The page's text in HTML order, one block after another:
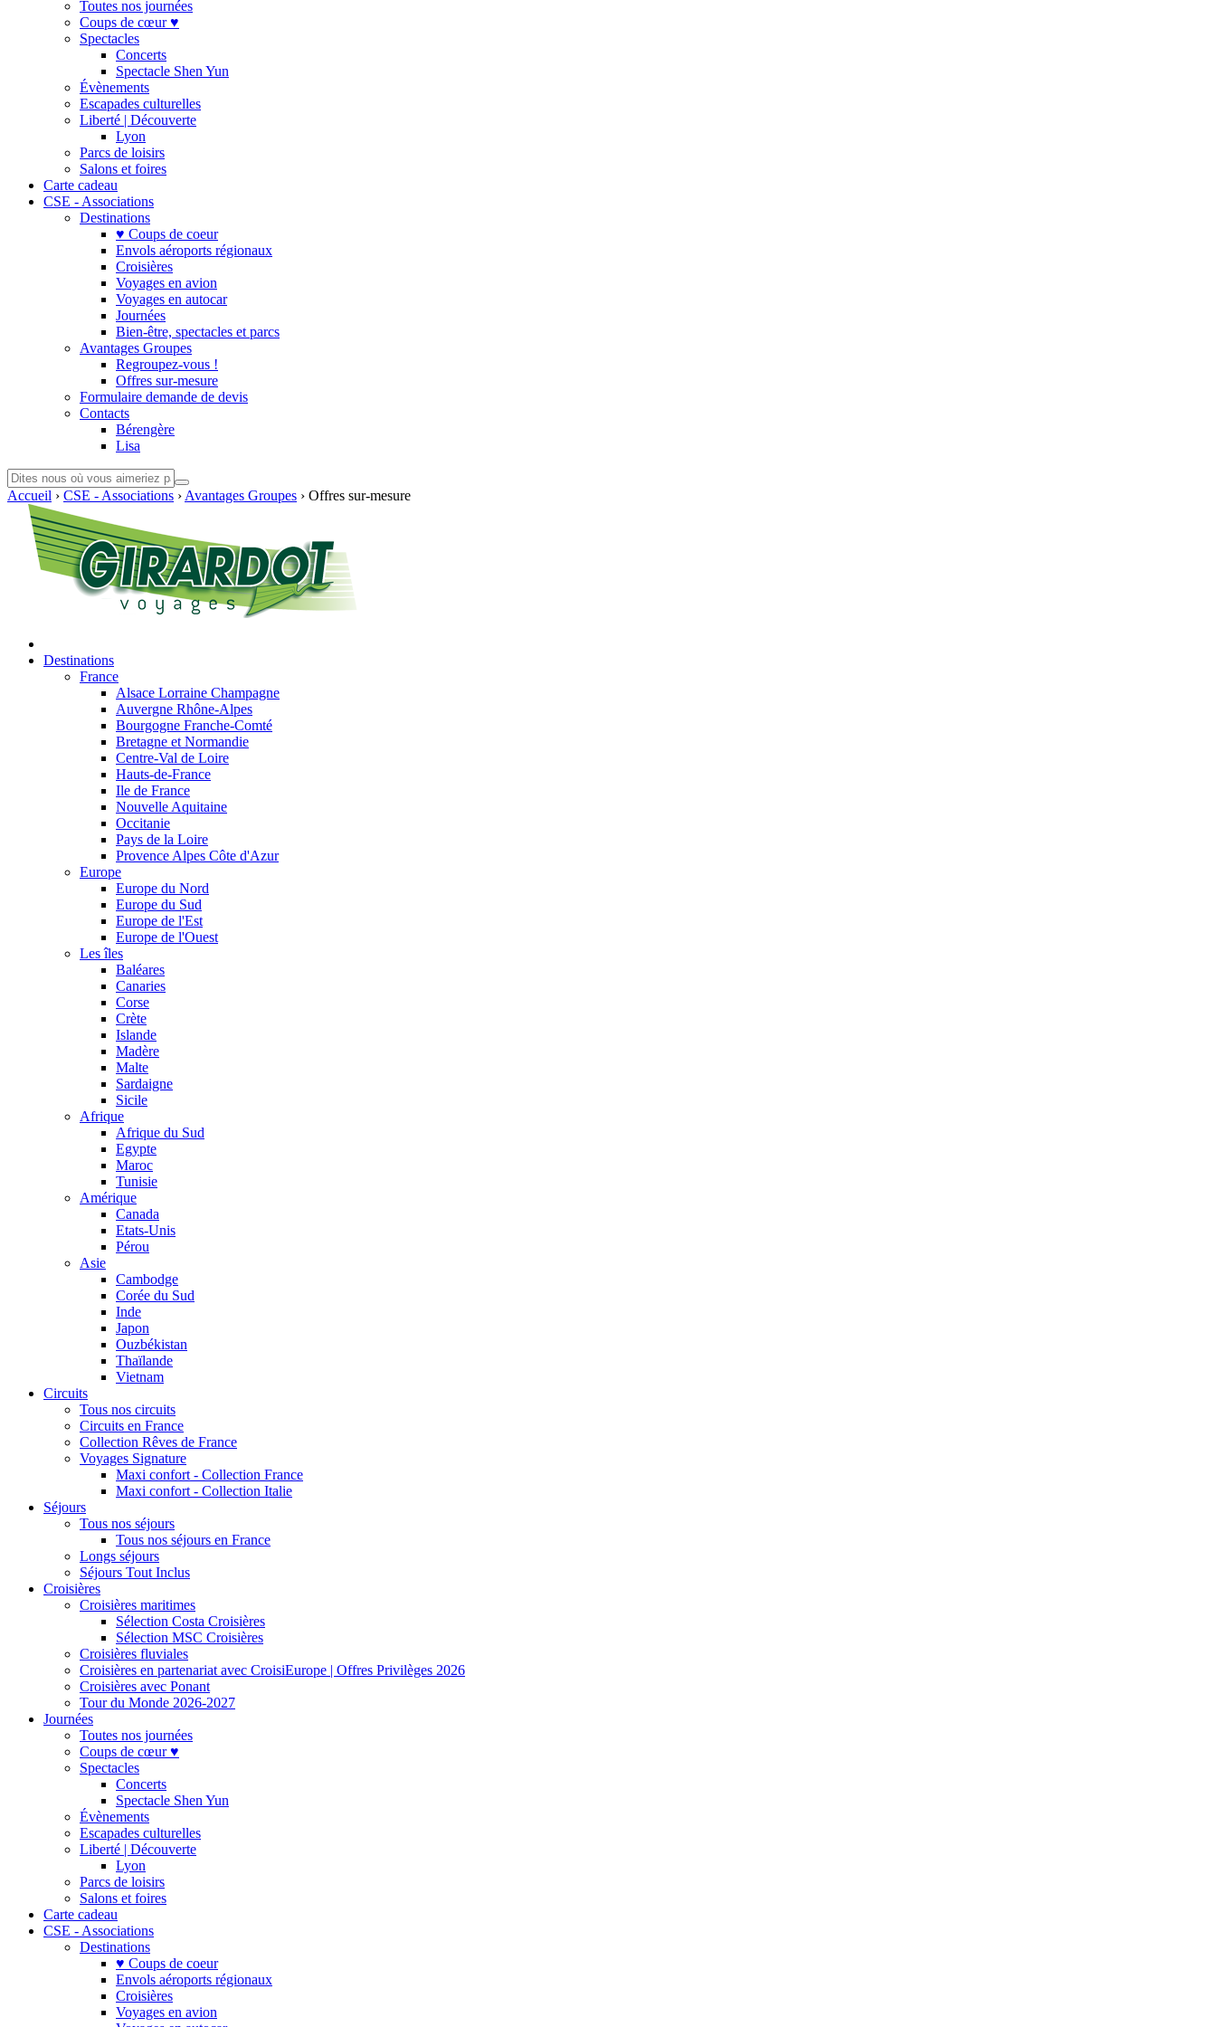
Toutes nos journées
Coups de cœur ♥
Spectacles
Concerts
Spectacle Shen Yun
Évènements
Escapades culturelles
Liberté | Découverte
Lyon
Parcs de loisirs
Salons et foires
Carte cadeau
CSE - Associations
Destinations
♥ Coups de coeur
Envols aéroports régionaux
Croisières
Voyages en avion
Voyages en autocar
Journées
Bien-être, spectacles et parcs
Avantages Groupes
Regroupez-vous !
Offres sur-mesure
Formulaire demande de devis
Contacts
Bérengère
Lisa
Accueil › CSE - Associations › Avantages Groupes › Offres sur-mesure
Destinations
France
Alsace Lorraine Champagne
Auvergne Rhône-Alpes
Bourgogne Franche-Comté
Bretagne et Normandie
Centre-Val de Loire
Hauts-de-France
Ile de France
Nouvelle Aquitaine
Occitanie
Pays de la Loire
Provence Alpes Côte d'Azur
Europe
Europe du Nord
Europe du Sud
Europe de l'Est
Europe de l'Ouest
Les îles
Baléares
Canaries
Corse
Crète
Islande
Madère
Malte
Sardaigne
Sicile
Afrique
Afrique du Sud
Egypte
Maroc
Tunisie
Amérique
Canada
Etats-Unis
Pérou
Asie
Cambodge
Corée du Sud
Inde
Japon
Ouzbékistan
Thaïlande
Vietnam
Circuits
Tous nos circuits
Circuits en France
Collection Rêves de France
Voyages Signature
Maxi confort - Collection France
Maxi confort - Collection Italie
Séjours
Tous nos séjours
Tous nos séjours en France
Longs séjours
Séjours Tout Inclus
Croisières
Croisières maritimes
Sélection Costa Croisières
Sélection MSC Croisières
Croisières fluviales
Croisières en partenariat avec CroisiEurope | Offres Privilèges 2026
Croisières avec Ponant
Tour du Monde 2026-2027
Journées
Toutes nos journées
Coups de cœur ♥
Spectacles
Concerts
Spectacle Shen Yun
Évènements
Escapades culturelles
Liberté | Découverte
Lyon
Parcs de loisirs
Salons et foires
Carte cadeau
CSE - Associations
Destinations
♥ Coups de coeur
Envols aéroports régionaux
Croisières
Voyages en avion